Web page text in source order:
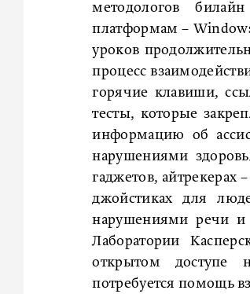
методологов
платформам –
уроков
процесс
горячие клавиши,
тесты, которые
информацию об
нарушениями
гаджетов, айтрекерах
джойстиках для
нарушениями речи и
Лаборатории
открытом доступе
потребуется помощь